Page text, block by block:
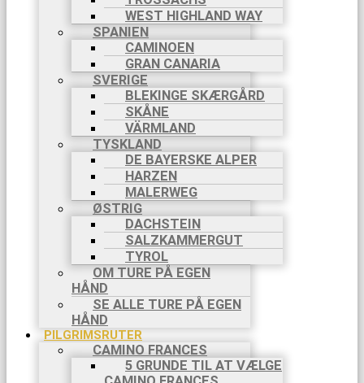
WEST HIGHLAND WAY
SPANIEN
CAMINOEN
GRAN CANARIA
SVERIGE
BLEKINGE SKÆRGÅRD
SKÅNE
VÄRMLAND
TYSKLAND
DE BAYERSKE ALPER
HARZEN
MALERWEG
ØSTRIG
DACHSTEIN
SALZKAMMERGUT
TYROL
OM TURE PÅ EGEN
HÅND
SE ALLE TURE PÅ EGEN
HÅND
PILGRIMSRUTER
CAMINO FRANCES
5 GRUNDE TIL AT VÆLGE